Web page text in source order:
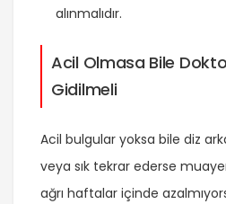
alınmalıdır.
Acil Olmasa Bile
Gidilmeli
Acil bulgular yoksa bile diz
veya sık tekrar ederse
ağrı haftalar içinde